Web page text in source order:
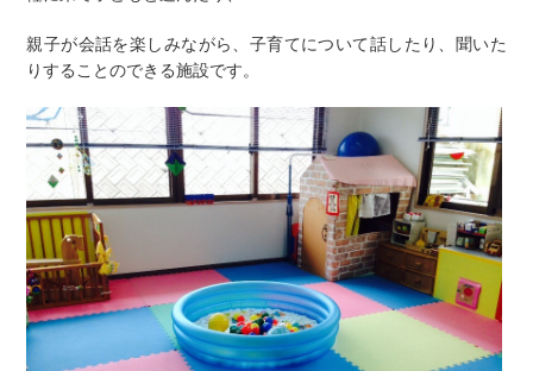
親子が会話を楽しみながら、子育てについて話したり、聞いた
りすることのできる施設です。